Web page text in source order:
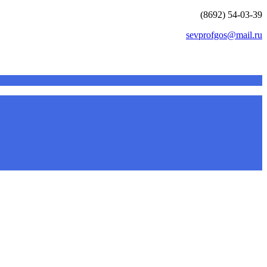
(8692) 54-03-39
sevprofgos@mail.ru